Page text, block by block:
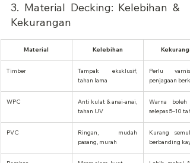
3. Material Decking: Kelebihan &
Kekurangan
Material Kelebihan
Timber
Tampak eksklusif,
tahan lama
Perlu
penjagaan
WPC
Anti kulat & anai-anai,
tahan UV
Warna boleh
selepas 5–10
PVC
Ringan, mudah
pasang, murah
Kurang
berbanding